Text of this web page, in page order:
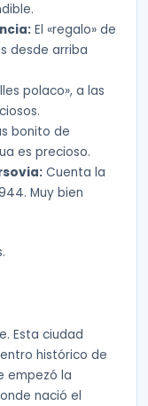
El «regalo» de
desde arriba
polaco», a las
bonito de
es precioso.
Cuenta la
Muy bien
Esta ciudad
histórico de
empezó la
nació el